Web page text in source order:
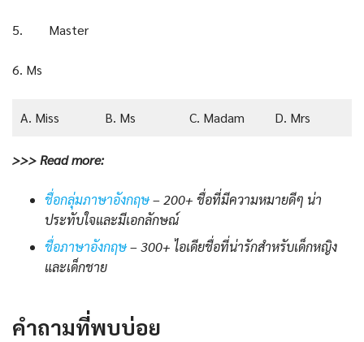
5. Master
6. Ms
A. Miss B. Ms C. Madam D. Mrs
>>> Read more:
ชื่อกลุ่มภาษาอังกฤษ– 200+ ชื่อที่มีความหมายดีๆ น่า
ประทับใจและมีเอกลักษณ์
ชื่อภาษาอังกฤษ– 300+ ไอเดียชื่อที่น่ารักสำหรับเด็กหญิง
และเด็กชาย
คำถามที่พบบ่อย